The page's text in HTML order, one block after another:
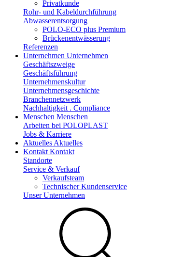
Privatkunde
Rohr- und Kabeldurchführung
Abwasserentsorgung
POLO-ECO plus Premium
Brückenentwässerung
Referenzen
Unternehmen Unternehmen
Geschäftszweige
Geschäftsführung
Unternehmenskultur
Unternehmensgeschichte
Branchennetzwerk
Nachhaltigkeit . Compliance
Menschen Menschen
Arbeiten bei POLOPLAST
Jobs & Karriere
Aktuelles Aktuelles
Kontakt Kontakt
Standorte
Service & Verkauf
Verkaufsteam
Technischer Kundenservice
Unser Unternehmen